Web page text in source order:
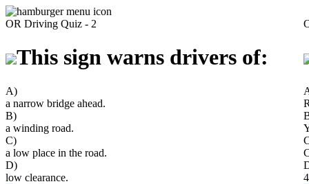
OR Driving Quiz - 2
This sign warns drivers of:
A)
a narrow bridge ahead.
B)
a winding road.
C)
a low place in the road.
D)
low clearance.